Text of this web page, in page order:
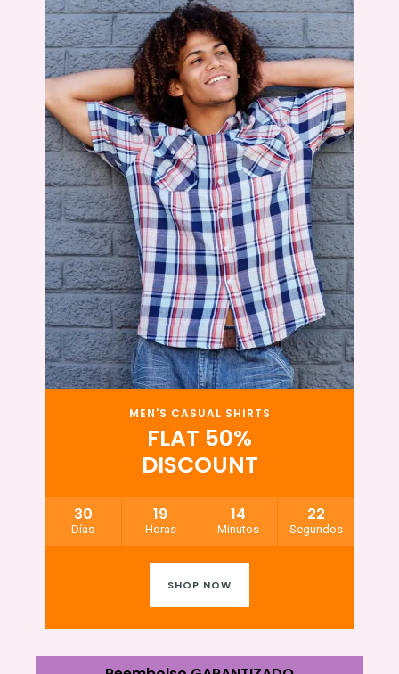
MEN'S CASUAL SHIRTS
FLAT 50%
DISCOUNT
30
Días
19
Horas
14
Minutos
20
Segundos
SHOP NOW